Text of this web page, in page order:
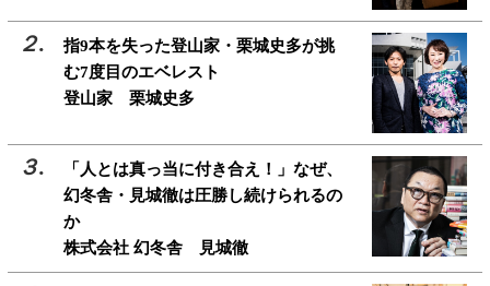
指9本を失った登山家・栗城史多が挑
む7度目のエベレスト
登山家 栗城史多
「人とは真っ当に付き合え！」なぜ、
幻冬舎・見城徹は圧勝し続けられるの
か
株式会社 幻冬舎 見城徹